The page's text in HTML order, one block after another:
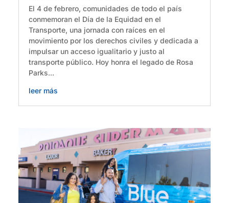
El 4 de febrero, comunidades de todo el país
conmemoran el Día de la Equidad en el
Transporte, una jornada con raíces en el
movimiento por los derechos civiles y dedicada a
impulsar un acceso igualitario y justo al
transporte público. Hoy honra el legado de Rosa
Parks...
leer más